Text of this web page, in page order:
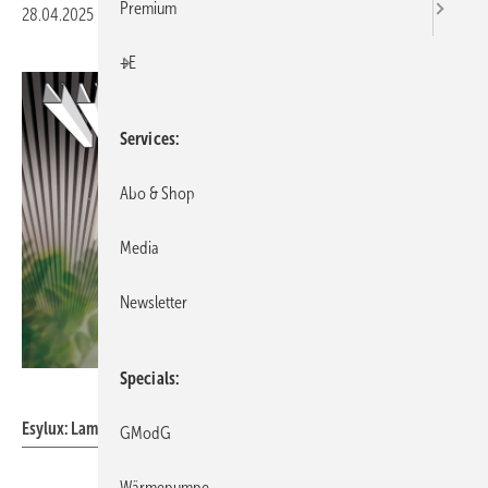
28.04.2025 Veröffentlicht in
Esylux: Lamella-Präsenzmelder.
Premium
+E
Services
Abo & Shop
Media
Newsletter
Specials
GModG